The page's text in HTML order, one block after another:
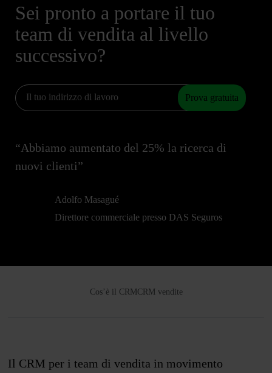
Sei pronto a portare il tuo
team di vendita al livello
successivo?
Prova gratuita
“Abbiamo aumentato del 25% la ricerca di
nuovi clienti”
Adolfo Masagué
Direttore commerciale presso DAS Seguros
Cos’è il CRM CRM vendite
Il CRM per i team di vendita in movimento